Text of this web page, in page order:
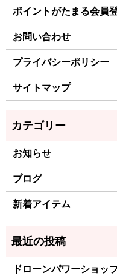
ポイントがたまる会員
お問い合わせ
プライバシーポリシー
サイトマップ
お知らせ
ブログ
新着アイテム
ドローンパワーショ